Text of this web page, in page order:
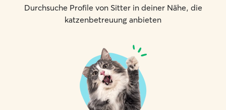
Durchsuche Profile von Sitter in deiner Nähe, die
katzenbetreuung anbieten